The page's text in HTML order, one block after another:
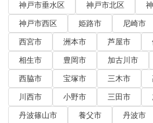
神戸市垂水区
神戸市北区
神戸市西区
姫路市 尼崎市
西宮市
洲本市 芦屋市
相生市
豊岡市 加古川市
西脇市
宝塚市 三木市
川西市
小野市 三田市
丹波篠山市
養父市 丹波市